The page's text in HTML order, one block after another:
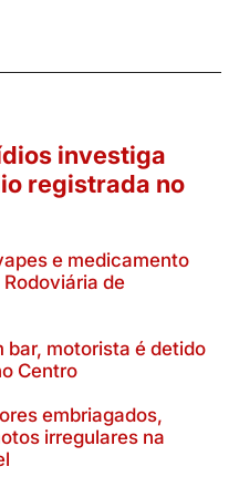
investiga
registrada no
e medicamento
de
bar, motorista é detido
Centro
embriagados,
irregulares na